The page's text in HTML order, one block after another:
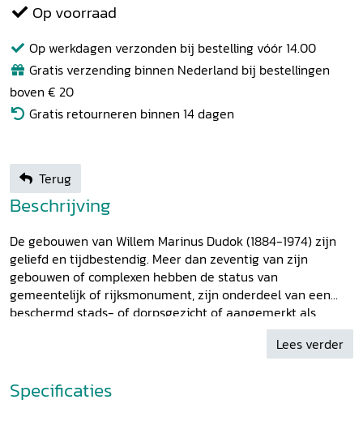
Op voorraad
Op werkdagen verzonden bij bestelling vóór 14.00
Gratis verzending binnen Nederland bij bestellingen
boven € 20
Gratis retourneren binnen 14 dagen
Terug
Beschrijving
De gebouwen van Willem Marinus Dudok (1884-1974) zijn
geliefd en tijdbestendig. Meer dan zeventig van zijn
gebouwen of complexen hebben de status van
gemeentelijk of rijksmonument, zijn onderdeel van een
beschermd stads- of dorpsgezicht of aangemerkt als
wederopbouwgebied van nationaal belang. Dit boek biedt
een chronologisch verhaal van leven en werk van Dudok.
bredere context te plaatsen van netwerken van ideeën en
mensen. Van de hiërarchische Genie, het
Lees verder
Specificaties